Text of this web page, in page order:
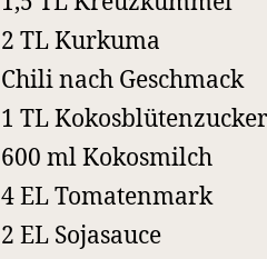
2 TL Kurkuma
Chili nach Geschmack
1 TL Kokosblütenzucker
600 ml Kokosmilch
4 EL Tomatenmark
2 EL Sojasauce